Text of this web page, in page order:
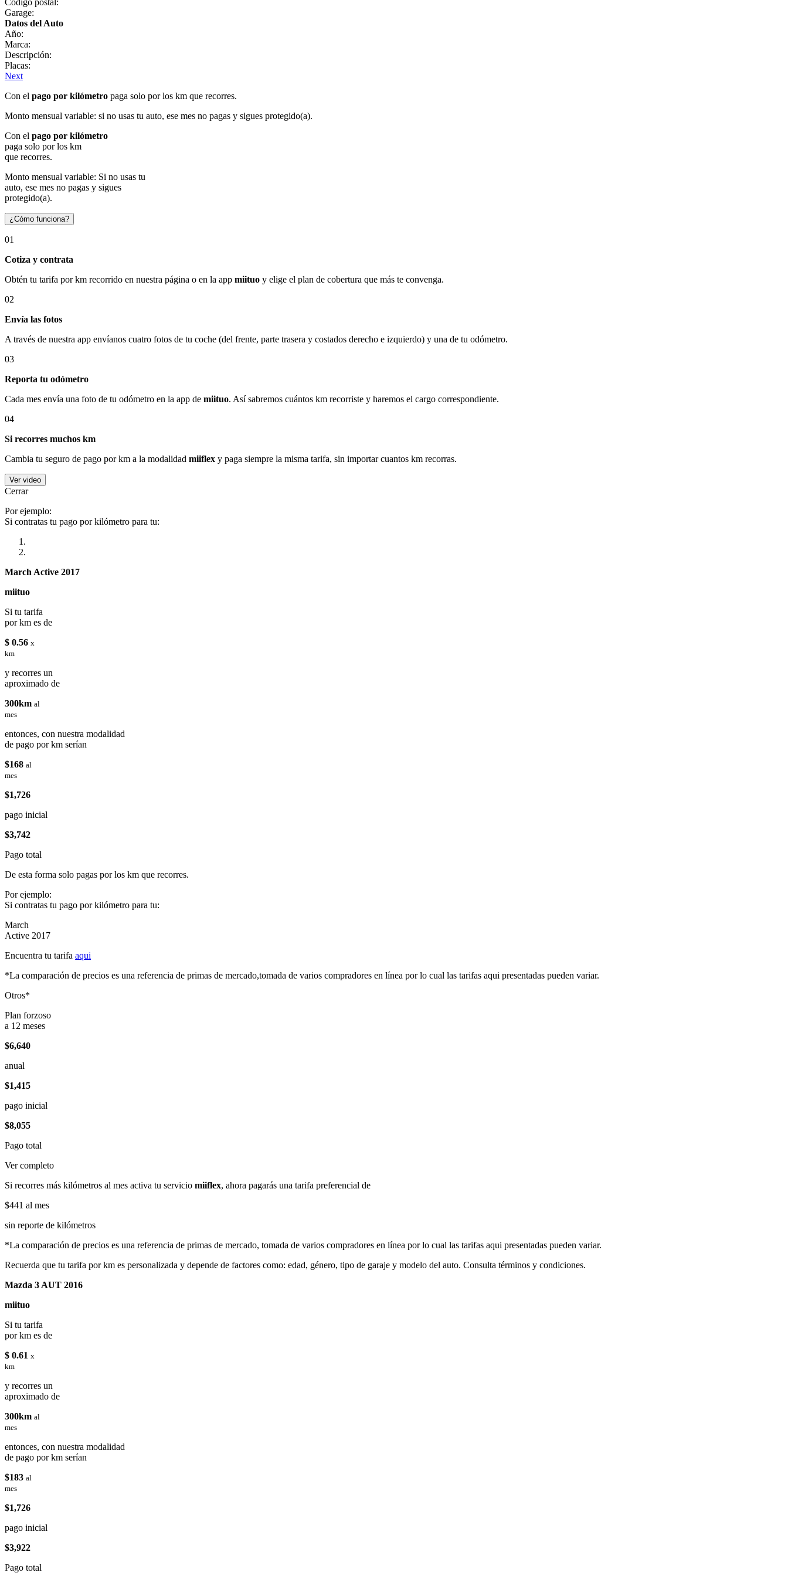
Garage:
Datos del Auto
Año:
Marca:
Descripción:
Placas:
Next
Con el pago por kilómetro paga solo por los km que recorres.
Monto mensual variable: si no usas tu auto, ese mes no pagas y sigues protegido(a).
Con el pago por kilómetro
paga solo por los km
que recorres.
Monto mensual variable: Si no usas tu
auto, ese mes no pagas y sigues
protegido(a).
¿Cómo funciona?
01
Cotiza y contrata
Obtén tu tarifa por km recorrido en nuestra página o en la app miituo y elige el plan de cobertura que más te convenga.
02
Envía las fotos
A través de nuestra app envíanos cuatro fotos de tu coche (del frente, parte trasera y costados derecho e izquierdo) y una de tu odómetro.
03
Reporta tu odómetro
Cada mes envía una foto de tu odómetro en la app de miituo. Así sabremos cuántos km recorriste y haremos el cargo correspondiente.
04
Si recorres muchos km
Cambia tu seguro de pago por km a la modalidad miiflex y paga siempre la misma tarifa, sin importar cuantos km recorras.
Ver video
Cerrar
Por ejemplo:
Si contratas tu pago por kilómetro para tu:
March Active 2017
miituo
Si tu tarifa
por km es de
$ 0.56 x
km
y recorres un
aproximado de
300km al
mes
entonces, con nuestra modalidad
de pago por km serían
$168 al
mes
$1,726
pago inicial
$3,742
Pago total
De esta forma solo pagas por los km que recorres.
Por ejemplo:
Si contratas tu pago por kilómetro para tu:
March
Active 2017
Encuentra tu tarifa aqui
*La comparación de precios es una referencia de primas de mercado,tomada de varios compradores en línea por lo cual las tarifas aqui presentadas pueden variar.
Otros*
Plan forzoso
a 12 meses
$6,640
anual
$1,415
pago inicial
$8,055
Pago total
Ver completo
Si recorres más kilómetros al mes activa tu servicio miiflex, ahora pagarás una tarifa preferencial de
$441 al mes
sin reporte de kilómetros
*La comparación de precios es una referencia de primas de mercado, tomada de varios compradores en línea por lo cual las tarifas aqui presentadas pueden variar.
Recuerda que tu tarifa por km es personalizada y depende de factores como: edad, género, tipo de garaje y modelo del auto. Consulta términos y condiciones.
Mazda 3 AUT 2016
miituo
Si tu tarifa
por km es de
$ 0.61 x
km
y recorres un
aproximado de
300km al
mes
entonces, con nuestra modalidad
de pago por km serían
$183 al
mes
$1,726
pago inicial
$3,922
Pago total